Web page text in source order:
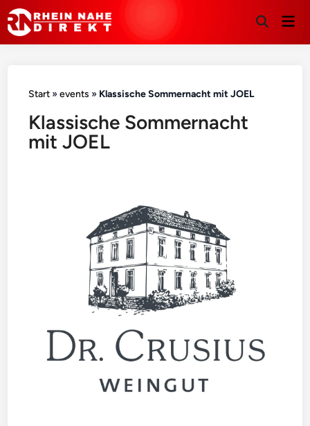
Suche
Start »events » Klassische Sommernacht mit JOEL
Klassische Sommernacht
mit JOEL